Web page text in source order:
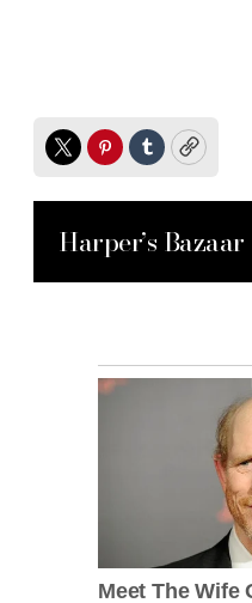
TwitterPinterest
TumblrCopy
Harper’s Bazaar